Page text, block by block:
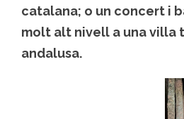
catalana; o un concert i
molt alt nivell a una villa
andalusa.